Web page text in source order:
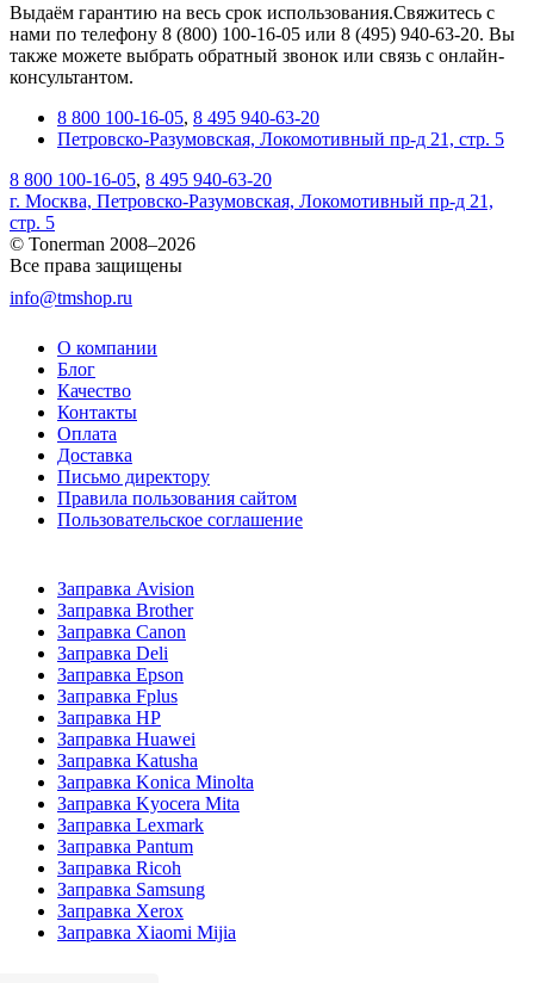
Выдаём гарантию на весь срок использования.Свяжитесь с
нами по телефону 8 (800) 100-16-05 или 8 (495) 940-63-20. Вы
также можете выбрать обратный звонок или связь с онлайн-
консультантом.
8 800 100-16-05, 8 495 940-63-20
Петровско-Разумовская, Локомотивный пр-д 21, стр. 5
8 800 100-16-05, 8 495 940-63-20
г. Москва, Петровско-Разумовская, Локомотивный пр-д 21,
стр. 5
© Tonerman 2008–2026
Все права защищены
info@tmshop.ru
О компании
Блог
Качество
Контакты
Оплата
Доставка
Письмо директору
Правила пользования сайтом
Пользовательское соглашение
Заправка Avision
Заправка Brother
Заправка Canon
Заправка Deli
Заправка Epson
Заправка Fplus
Заправка HP
Заправка Huawei
Заправка Katusha
Заправка Konica Minolta
Заправка Kyocera Mita
Заправка Lexmark
Заправка Pantum
Заправка Ricoh
Заправка Samsung
Заправка Xerox
Заправка Xiaomi Mijia